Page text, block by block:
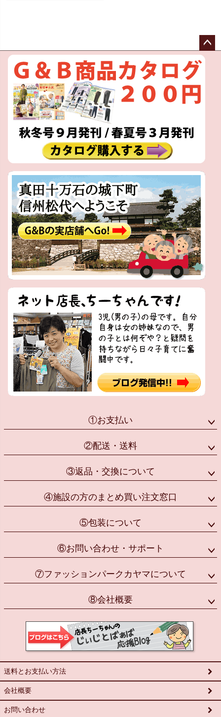
ペー
へ
①お支払い
②配送・送料
③返品・交換について
④施設の方のまとめ買い注文窓口
⑤包装について
⑥お問い合わせ・サポート
⑦ファッションパークカヤマについて
⑧会社概要
送料とお支払い方法
会社概要
お問い合わせ